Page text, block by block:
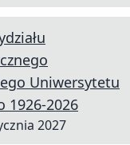
Uniwersytetu
1926-2026
2027